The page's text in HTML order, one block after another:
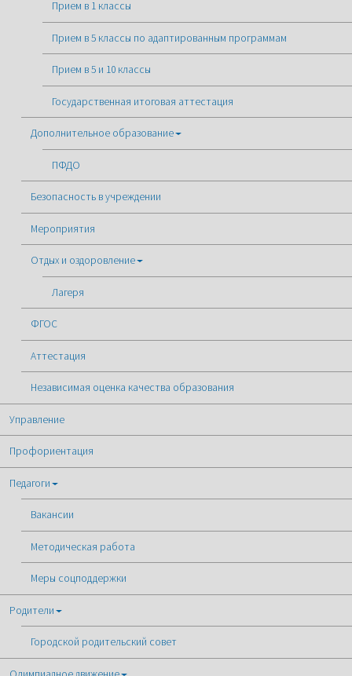
Прием в 1 классы
Прием в 5 классы по адаптированным программам
Прием в 5 и 10 классы
Государственная итоговая аттестация
Дополнительное образование
ПФДО
Безопасность в учреждении
Мероприятия
Отдых и оздоровление
Лагеря
ФГОС
Аттестация
Независимая оценка качества образования
Управление
Профориентация
Педагоги
Вакансии
Методическая работа
Меры соцподдержки
Родители
Городской родительский совет